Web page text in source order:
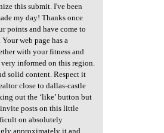
this submit. I've been
my day! Thanks once
points and have come to
web page has a
with your fitness and
informed on this region.
solid content. Respect it
close to dallas-castle
out the ‘like’ button but
posts on this little
on absolutely
approximately it and